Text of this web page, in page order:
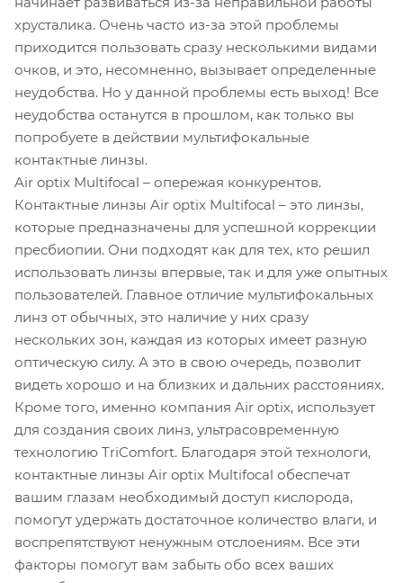
хрусталика. Очень часто из-за этой проблемы
приходится пользовать сразу несколькими видами
очков, и это, несомненно, вызывает определенные
неудобства. Но у данной проблемы есть выход! Все
неудобства останутся в прошлом, как только вы
попробуете в действии мультифокальные
контактные линзы.
Air optix Multifocal – опережая конкурентов.
Контактные линзы Air optix Multifocal – это линзы,
которые предназначены для успешной коррекции
пресбиопии. Они подходят как для тех, кто решил
использовать линзы впервые, так и для уже опытных
пользователей. Главное отличие мультифокальных
линз от обычных, это наличие у них сразу
нескольких зон, каждая из которых имеет разную
оптическую силу. А это в свою очередь, позволит
видеть хорошо и на близких и дальних расстояниях.
Кроме того, именно компания Air optix, использует
для создания своих линз, ультрасовременную
технологию TriComfort. Благодаря этой технологи,
контактные линзы Air optix Multifocal обеспечат
вашим глазам необходимый доступ кислорода,
помогут удержать достаточное количество влаги, и
воспрепятствуют ненужным отслоениям. Все эти
факторы помогут вам забыть обо всех ваших